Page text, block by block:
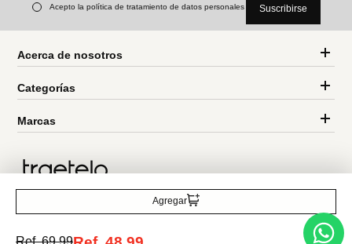
Agregar
Ref.69.99
Ganchos (6 unidades)
Ref.2.99
Gancho 360°
Ref.1.69
Acepto la política de tratamiento de datos personales Suscribirse